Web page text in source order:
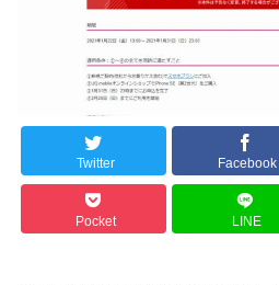
Twitter Facebook
Pocket LINE